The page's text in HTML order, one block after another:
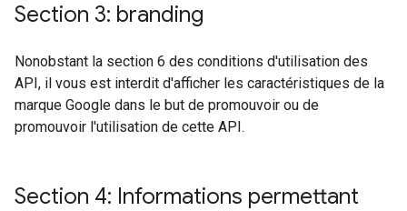
Section 3: branding
Nonobstant la section 6 des conditions d'utilisation des
API, il vous est interdit d'afficher les caractéristiques de la
marque Google dans le but de promouvoir ou de
promouvoir l'utilisation de cette API.
Section 4: Informations permettant